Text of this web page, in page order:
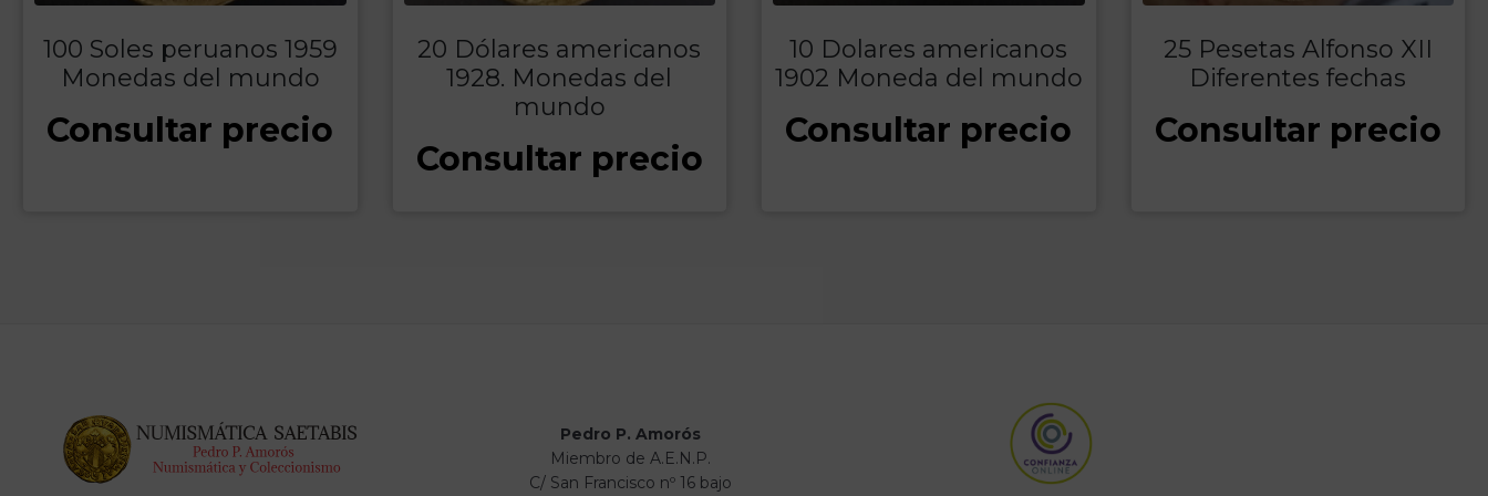
100 Soles peruanos 1959
Monedas del mundo
Consultar precio
20 Dólares americanos
1928. Monedas del
mundo
Consultar precio
10 Dolares americanos
1902 Moneda del mundo
Consultar precio
25 Pesetas Alfonso XII
Diferentes fechas
Consultar precio
Pedro P. Amorós
Miembro de A.E.N.P.
C/ San Francisco nº 16 bajo